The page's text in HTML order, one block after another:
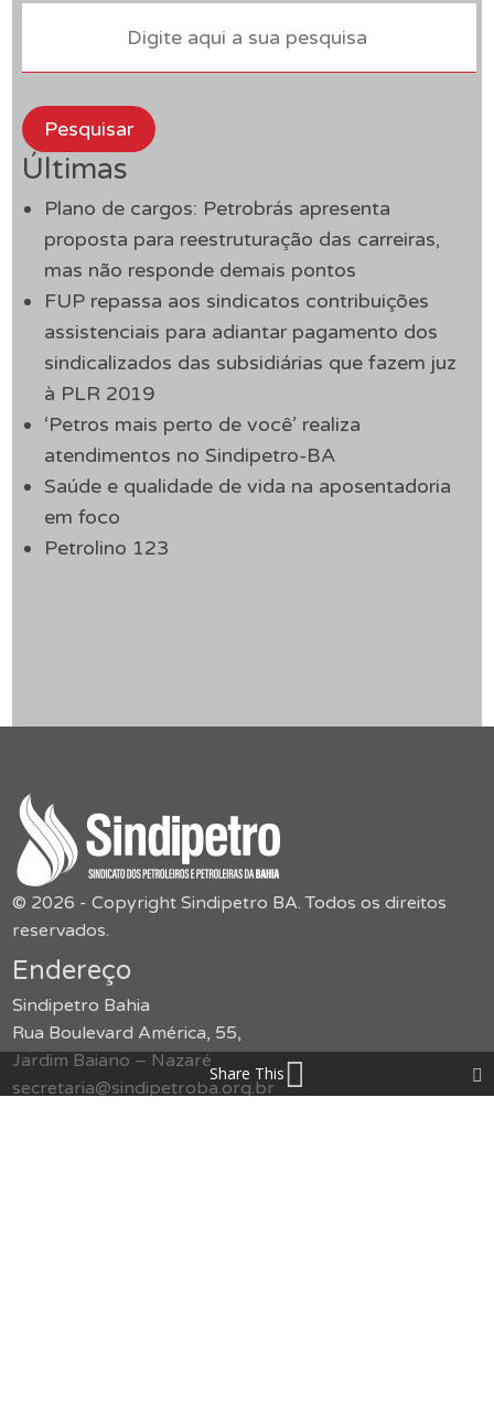
Pesquisar
Últimas
Plano de cargos: Petrobrás apresenta
proposta para reestruturação das carreiras,
mas não responde demais pontos
FUP repassa aos sindicatos contribuições
assistenciais para adiantar pagamento dos
sindicalizados das subsidiárias que fazem juz
à PLR 2019
‘Petros mais perto de você’ realiza
atendimentos no Sindipetro-BA
Saúde e qualidade de vida na aposentadoria
em foco
Petrolino 123
© 2026 - Copyright Sindipetro BA. Todos os direitos
reservados.
Endereço
Sindipetro Bahia
Rua Boulevard América, 55,
Jardim Baiano – Nazaré
secretaria@sindipetroba.org.br
Share This